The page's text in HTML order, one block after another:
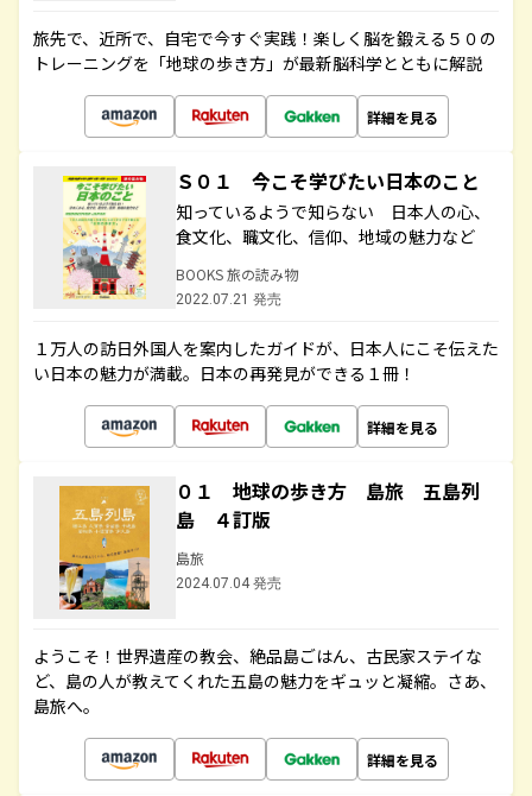
旅先で、近所で、自宅で今すぐ実践！楽しく脳を鍛える５０の
トレーニングを「地球の歩き方」が最新脳科学とともに解説
詳細を見る
Ｓ０１ 今こそ学びたい日本のこと
知っているようで知らない 日本人の心、
食文化、職文化、信仰、地域の魅力など
BOOKS 旅の読み物
2022.07.21 発売
１万人の訪日外国人を案内したガイドが、日本人にこそ伝えた
い日本の魅力が満載。日本の再発見ができる１冊！
詳細を見る
０１ 地球の歩き方 島旅 五島列
島 ４訂版
島旅
2024.07.04 発売
ようこそ！世界遺産の教会、絶品島ごはん、古民家ステイな
ど、島の人が教えてくれた五島の魅力をギュッと凝縮。さあ、
島旅へ。
詳細を見る